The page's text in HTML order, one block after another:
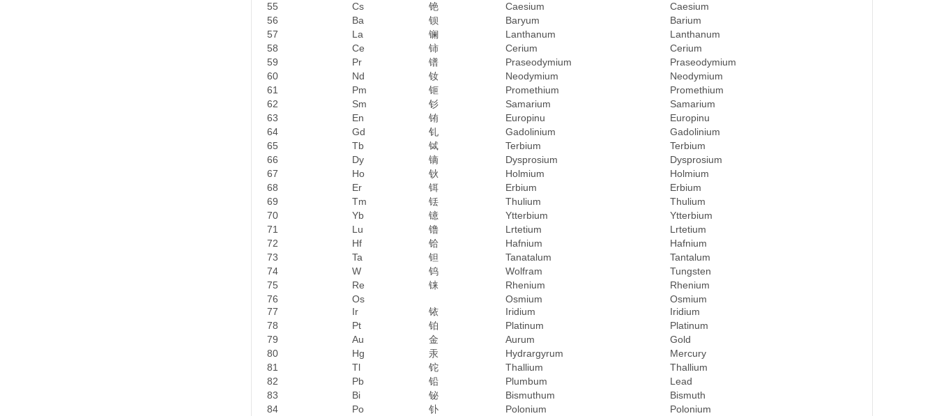
55
Cs 铯 Caesium
Caesium
56
Ba 钡 Baryum
Barium
57
La 镧 Lanthanum
Lanthanum
58
Ce 铈 Cerium
Cerium
59
Pr 镨 Praseodymium
Praseodymium
60
Nd 钕 Neodymium
Neodymium
61
Pm 钷 Promethium
Promethium
62
Sm 钐 Samarium
Samarium
63
En 铕 Europinu
Europinu
64
Gd 钆 Gadolinium
Gadolinium
65
Tb 铽 Terbium
Terbium
66
Dy 镝 Dysprosium
Dysprosium
67
Ho 钬 Holmium
Holmium
68
Er 铒 Erbium
Erbium
69
Tm 铥 Thulium
Thulium
70
Yb 镱 Ytterbium
Ytterbium
71
Lu 镥 Lrtetium
Lrtetium
72
Hf 铪 Hafnium
Hafnium
73
Ta 钽 Tanatalum
Tantalum
74
W 钨 Wolfram
Tungsten
75
Re 铼 Rhenium
Rhenium
76
Os Osmium
Osmium
77
Ir 铱 Iridium
Iridium
78
Pt 铂 Platinum
Platinum
79
Au 金 Aurum
Gold
80
Hg 汞 Hydrargyrum
Mercury
81
Tl 铊 Thallium
Thallium
82
Pb 铅 Plumbum
Lead
83
Bi 铋 Bismuthum
Bismuth
84
Po 钋 Polonium
Polonium